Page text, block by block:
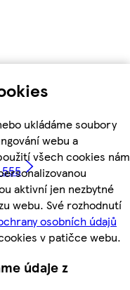
ukládáme soubory
webu a
všech cookies nám
aktivní jen nezbytné
webu. Své rozhodnutí
osobních údajů
v patičce webu.
údaje z